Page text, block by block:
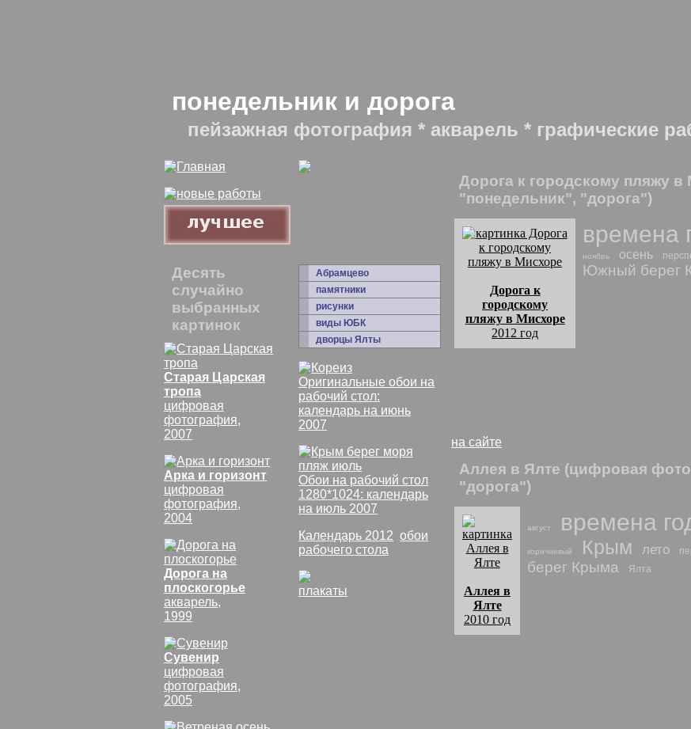
понедельник и дорога
пейзажная фотография * акварель * графические
Десять
случайно
выбранных
картинок
Старая Царская
тропа
цифровая
фотография,
2007
Арка и горизонт
цифровая
фотография,
2004
Дорога на
плоскогорье
акварель,
1999
Сувенир
цифровая
фотография,
2005
Абрамцево
памятники
рисунки
виды ЮБК
дворцы Ялты
Оригинальные обои на
рабочий стол:
календарь на июнь
2007
Обои на рабочий стол
1280*1024: календарь
на июль 2007
Календарь 2012 обои
рабочего стола
плакаты
Дорога к городскому пляжу в
"понедельник", "дорога")
Дорога к
городскому
пляжу в Мисхоре
2012 год
времена
ноябрь осень
Южный берег
на сайте
Аллея в Ялте (цифровая
"дорога")
Аллея в
Ялте
2010 год
август времена
коричневый Крым лето
берег Крыма
Ялта